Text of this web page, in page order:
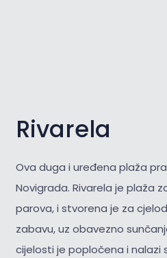
Rivarela
Ova duga i uređena plaža
Novigrada. Rivarela je plaža
parova, i stvorena je za
zabavu, uz obavezno
cijelosti je popločena i nalazi